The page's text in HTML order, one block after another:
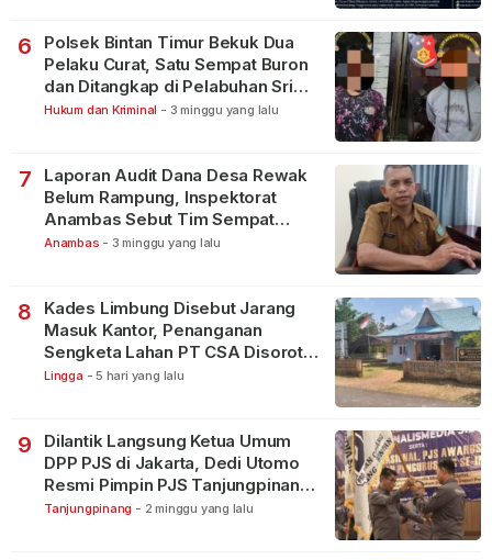
6
Polsek Bintan Timur Bekuk Dua
Pelaku Curat, Satu Sempat Buron
dan Ditangkap di Pelabuhan Sri
Bintan Pura
Hukum dan Kriminal - 3 minggu yang lalu
7
Laporan Audit Dana Desa Rewak
Belum Rampung, Inspektorat
Anambas Sebut Tim Sempat
Terbagi Tangani Kasus Lain
Anambas - 3 minggu yang lalu
8
Kades Limbung Disebut Jarang
Masuk Kantor, Penanganan
Sengketa Lahan PT CSA Disorot
Warga
Lingga - 5 hari yang lalu
9
Dilantik Langsung Ketua Umum
DPP PJS di Jakarta, Dedi Utomo
Resmi Pimpin PJS Tanjungpinang-
Bintan
Tanjungpinang - 2 minggu yang lalu